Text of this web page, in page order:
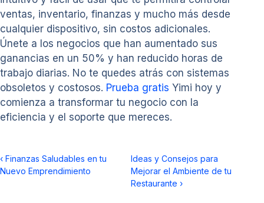
ventas, inventario, finanzas y mucho más desde
cualquier dispositivo, sin costos adicionales.
Únete a los negocios que han aumentado sus
ganancias en un 50% y han reducido horas de
trabajo diarias. No te quedes atrás con sistemas
obsoletos y costosos. Prueba gratis Yimi hoy y
comienza a transformar tu negocio con la
eficiencia y el soporte que mereces.
‹ Finanzas Saludables en tu
Nuevo Emprendimiento
Ideas y Consejos para
Mejorar el Ambiente de tu
Restaurante ›